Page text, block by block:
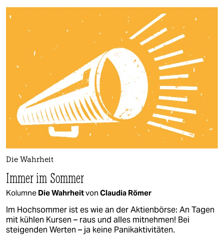
Die Wahrheit
Immer im Sommer
Kolumne Die Wahrheitvon Claudia Römer
Im Hochsommer ist es wie an der Aktienbörse: An Tagen
mit kühlen Kursen – raus und alles mitnehmen! Bei
steigenden Werten – ja keine Panikaktivitäten.